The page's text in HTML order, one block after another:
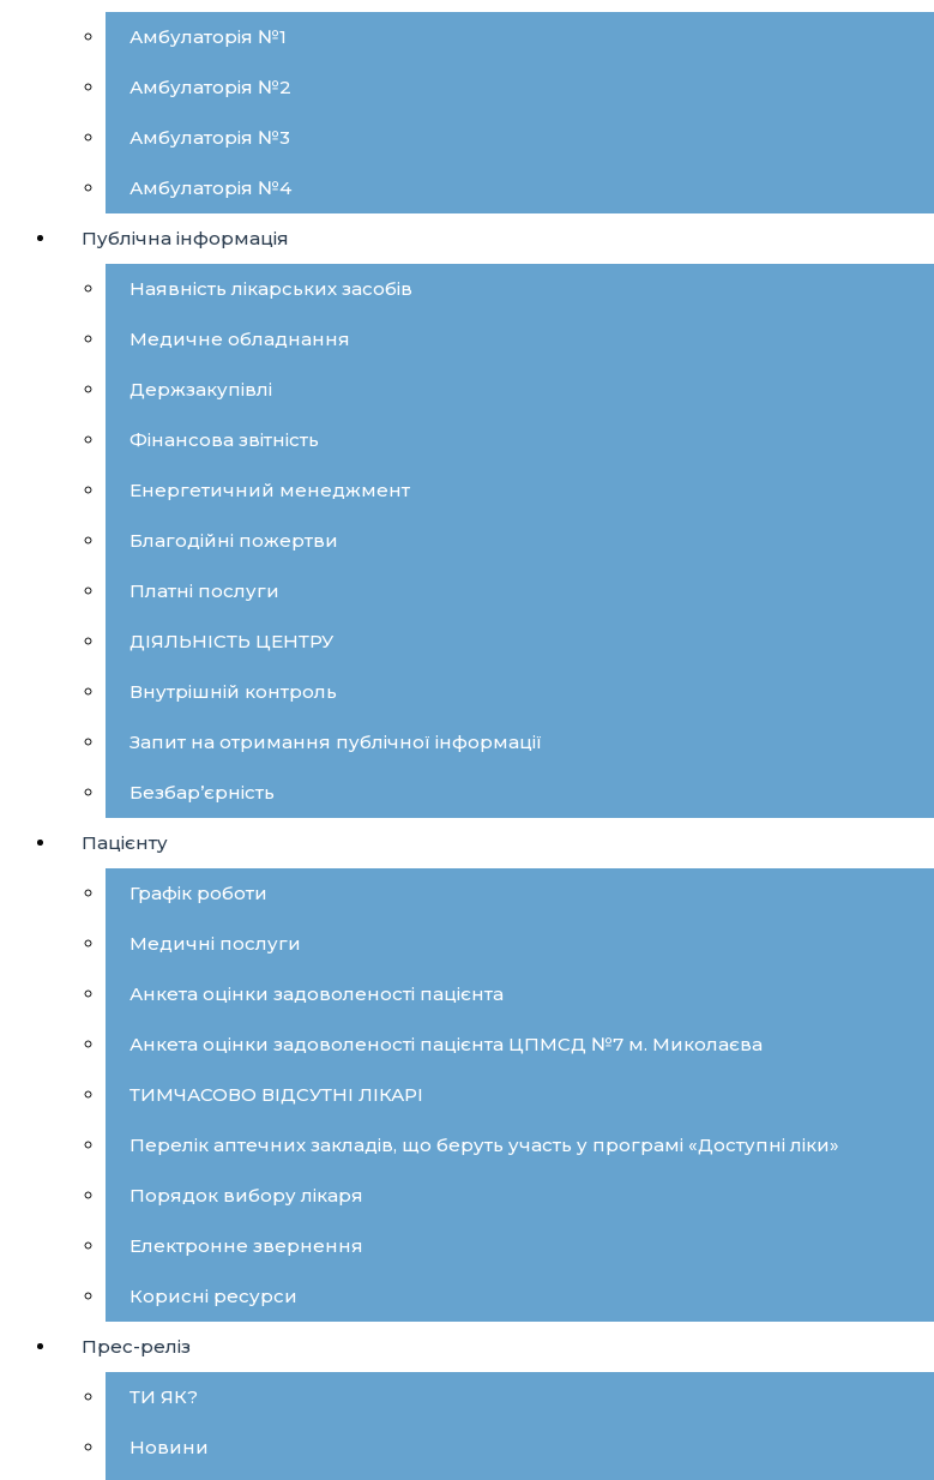
Амбулаторія №1
Амбулаторія №2
Амбулаторія №3
Амбулаторія №4
Публічна інформація
Наявність лікарських засобів
Медичне обладнання
Держзакупівлі
Фінансова звітність
Енергетичний менеджмент
Благодійні пожертви
Платні послуги
ДІЯЛЬНІСТЬ ЦЕНТРУ
Внутрішній контроль
Запит на отримання публічної інформації
Безбар’єрність
Пацієнту
Графік роботи
Медичні послуги
Анкета оцінки задоволеності пацієнта
Анкета оцінки задоволеності пацієнта ЦПМСД №7 м. Миколаєва
ТИМЧАСОВО ВІДСУТНІ ЛІКАРІ
Перелік аптечних закладів, що беруть участь у програмі «Доступні ліки»
Порядок вибору лікаря
Електронне звернення
Корисні ресурси
Прес-реліз
ТИ ЯК?
Новини